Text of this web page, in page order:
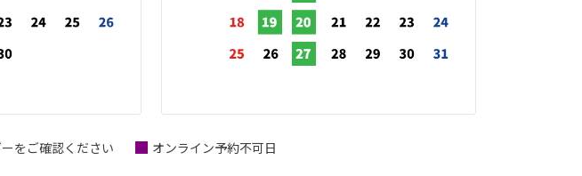
をご確認ください オンライン予約不可日